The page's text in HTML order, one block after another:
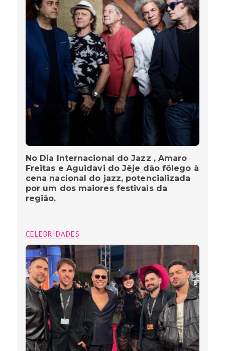
No Dia Internacional do Jazz , Amaro
Freitas e Aguidavi do Jêje dão fôlego à
cena nacional do jazz, potencializada
por um dos maiores festivais da
região.
CELEBRIDADES